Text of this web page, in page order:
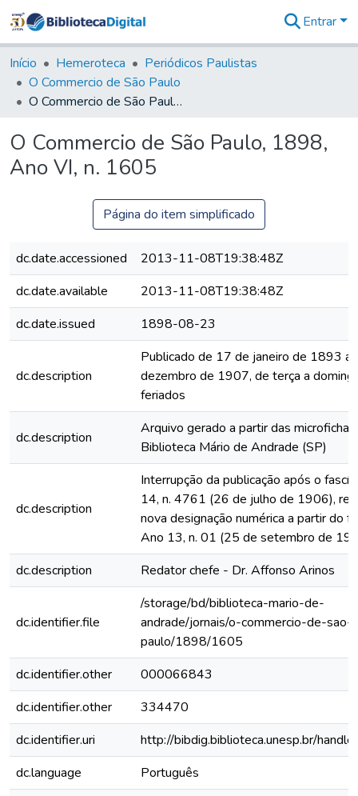
&
Coleções
Tudo na
Biblioteca
Estatísticas
Entrar
Início Hemeroteca
Periódicos Paulistas
O Commercio de São Paulo
O Commercio de São Paulo, 1898, Ano VI, n. 1605
O Commercio de São Paulo, 1898,
Ano VI, n. 1605
Página do item simplificado
dc.date.accessioned
2013-11-08T19:38:48Z
dc.date.available
2013-11-08T19:38:48Z
dc.date.issued
1898-08-23
dc.description
Publicado de 17 de janeiro de 1893 a
dezembro de 1907, de terça a
feriados
dc.description
Arquivo gerado a partir das
Biblioteca Mário de Andrade (SP)
dc.description
Interrupção da publicação após o
14, n. 4761 (26 de julho de 1906),
nova designação numérica a partir do
Ano 13, n. 01 (25 de setembro de
dc.description
Redator chefe - Dr. Affonso Arinos
dc.identifier.file
/storage/bd/biblioteca-mario-de-
andrade/jornais/o-commercio-de-sao-
paulo/1898/1605
dc.identifier.other
000066843
dc.identifier.other
334470
dc.identifier.uri
http://bibdig.biblioteca.unesp.br/
dc.language
Português